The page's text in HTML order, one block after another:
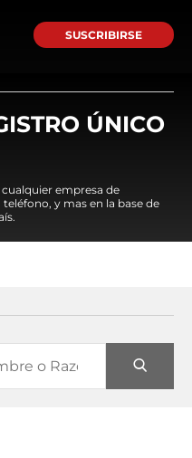
SUSCRIBIRSE
ÚNICO
empresa de
y mas en la base de